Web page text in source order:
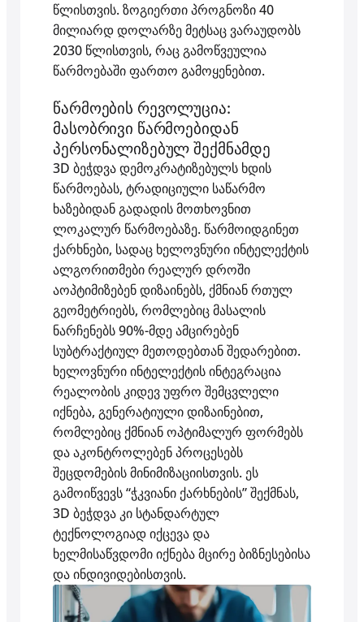
წლისთვის. ზოგიერთი პროგნოზი 40
მილიარდ დოლარზე მეტსაც ვარაუდობს
2030 წლისთვის, რაც გამოწვეულია
წარმოებაში ფართო გამოყენებით.
წარმოების რევოლუცია:
მასობრივი წარმოებიდან
პერსონალიზებულ შექმნამდე
3D ბეჭდვა დემოკრატიზებულს ხდის
წარმოებას, ტრადიციული საწარმო
ხაზებიდან გადადის მოთხოვნით
ლოკალურ წარმოებაზე. წარმოიდგინეთ
ქარხნები, სადაც ხელოვნური ინტელექტის
ალგორითმები რეალურ დროში
აოპტიმიზებენ დიზაინებს, ქმნიან რთულ
გეომეტრიებს, რომლებიც მასალის
ნარჩენებს 90%-მდე ამცირებენ
სუბტრაქტიულ მეთოდებთან შედარებით.
ხელოვნური ინტელექტის ინტეგრაცია
რეალობის კიდევ უფრო შემცვლელი
იქნება, გენერატიული დიზაინებით,
რომლებიც ქმნიან ოპტიმალურ ფორმებს
და აკონტროლებენ პროცესებს
შეცდომების მინიმიზაციისთვის. ეს
გამოიწვევს “ჭკვიანი ქარხნების” შექმნას,
3D ბეჭდვა კი სტანდარტულ
ტექნოლოგიად იქცევა და
ხელმისაწვდომი იქნება მცირე ბიზნესებისა
და ინდივიდებისთვის.